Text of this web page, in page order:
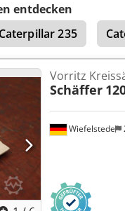
entdecken
Caterpillar 235
Wiefelstede
Vorritz
Schäffer